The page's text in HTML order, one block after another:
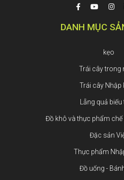
DANH MỤC
kẹo
Trái cây trong
Trái cây Nhập
Lẵng quả biếu
Đồ khô và thực phẩm
Đặc sản
Thực phẩm
Đồ uống -